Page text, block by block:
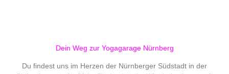
Dein Weg zur Yogagarage Nürnberg
Du findest uns im Herzen der Nürnberger Südstadt in der